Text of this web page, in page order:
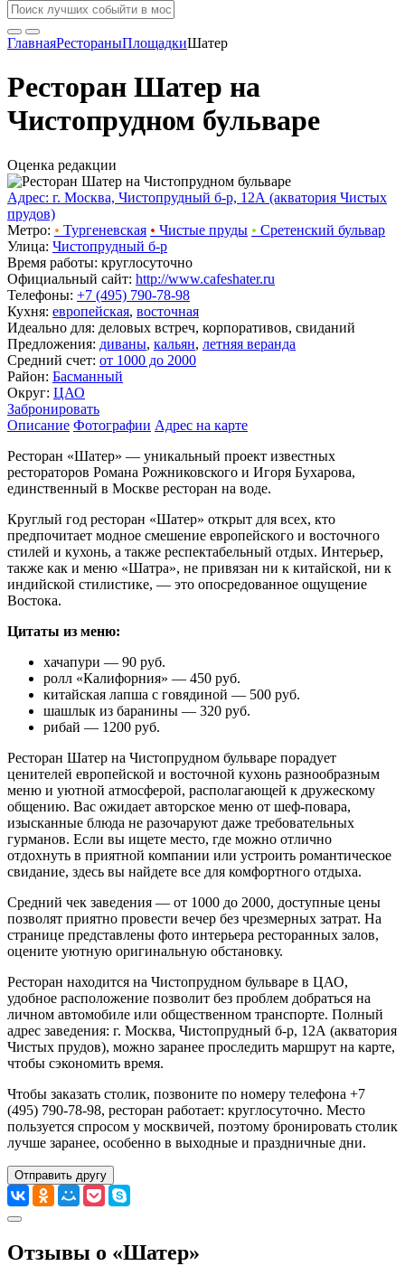
ГлавнаяРестораныПлощадкиШатер
Ресторан Шатер на
Чистопрудном бульваре
Оценка редакции
Адрес: г. Москва, Чистопрудный б-р, 12А (акватория Чистых
прудов)
Метро: • Тургеневская • Чистые пруды • Сретенский бульвар
Улица: Чистопрудный б-р
Время работы: круглосуточно
Официальный сайт: http://www.cafeshater.ru
Телефоны: +7 (495) 790-78-98
Кухня: европейская, восточная
Идеально для: деловых встреч, корпоративов, свиданий
Предложения: диваны, кальян, летняя веранда
Средний счет: от 1000 до 2000
Район: Басманный
Округ: ЦАО
Забронировать
Описание Фотографии Адрес на карте
Ресторан «Шатер» — уникальный проект известных
рестораторов Романа Рожниковского и Игоря Бухарова,
единственный в Москве ресторан на воде.
Круглый год ресторан «Шатер» открыт для всех, кто
предпочитает модное смешение европейского и восточного
стилей и кухонь, а также респектабельный отдых. Интерьер,
также как и меню «Шатра», не привязан ни к китайской, ни к
индийской стилистике, — это опосредованное ощущение
Востока.
Цитаты из меню:
хачапури — 90 руб.
ролл «Калифорния» — 450 руб.
китайская лапша с говядиной — 500 руб.
шашлык из баранины — 320 руб.
рибай — 1200 руб.
Ресторан Шатер на Чистопрудном бульваре порадует
ценителей европейской и восточной кухонь разнообразным
меню и уютной атмосферой, располагающей к дружескому
общению. Вас ожидает авторское меню от шеф-повара,
изысканные блюда не разочаруют даже требовательных
гурманов. Если вы ищете место, где можно отлично
отдохнуть в приятной компании или устроить романтическое
свидание, здесь вы найдете все для комфортного отдыха.
Средний чек заведения — от 1000 до 2000, доступные цены
позволят приятно провести вечер без чрезмерных затрат. На
странице представлены фото интерьера ресторанных залов,
оцените уютную оригинальную обстановку.
Ресторан находится на Чистопрудном бульваре в ЦАО,
удобное расположение позволит без проблем добраться на
личном автомобиле или общественном транспорте. Полный
адрес заведения: г. Москва, Чистопрудный б-р, 12А (акватория
Чистых прудов), можно заранее проследить маршрут на карте,
чтобы сэкономить время.
Чтобы заказать столик, позвоните по номеру телефона +7
(495) 790-78-98, ресторан работает: круглосуточно. Место
пользуется спросом у москвичей, поэтому бронировать столик
лучше заранее, особенно в выходные и праздничные дни.
Отправить другу
Отзывы о «Шатер»